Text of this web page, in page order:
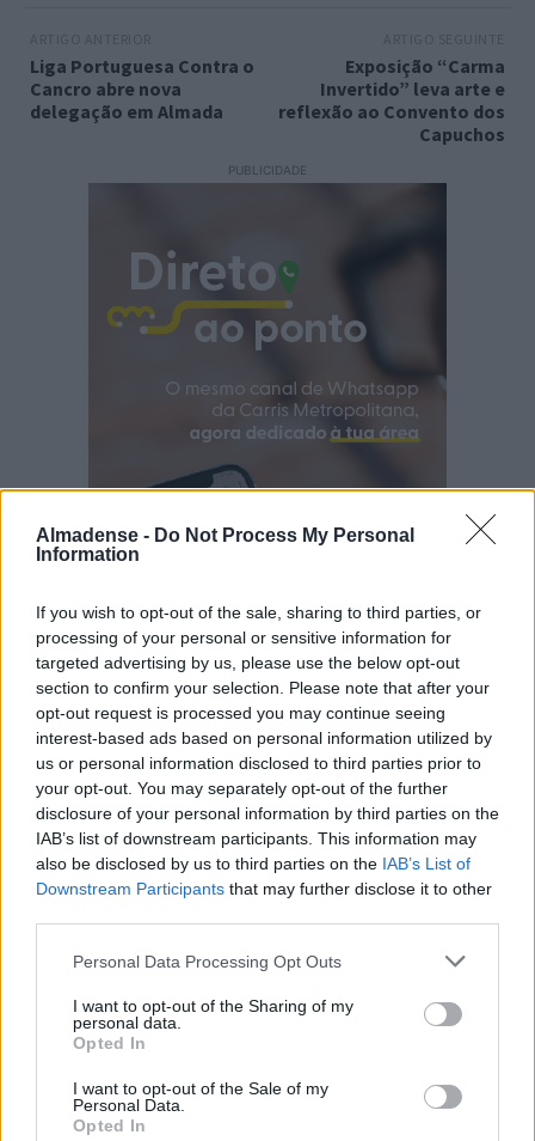
Almadense - Do Not Process My Personal
Information
If you wish to opt-out of the sale, sharing to third parties, or
processing of your personal or sensitive information for
targeted advertising by us, please use the below opt-out
section to confirm your selection. Please note that after your
opt-out request is processed you may continue seeing
interest-based ads based on personal information utilized by
us or personal information disclosed to third parties prior to
your opt-out. You may separately opt-out of the further
disclosure of your personal information by third parties on the
IAB’s list of downstream participants. This information may
also be disclosed by us to third parties on the IAB’s List of
Downstream Participants that may further disclose it to other
Personal Data Processing Opt Outs
I want to opt-out of the Sharing of my
personal data.
Opted In
I want to opt-out of the Sale of my
Personal Data.
Opted In
Liga Portuguesa Contra o
Cancro abre nova
delegação em Almada
Exposição “Carma
Invertido” leva arte e
reflexão ao Convento dos
Capuchos
PUBLICIDADE
Últimas
Abate de árvores na Costa da Caparica
6 de Agosto de 2026